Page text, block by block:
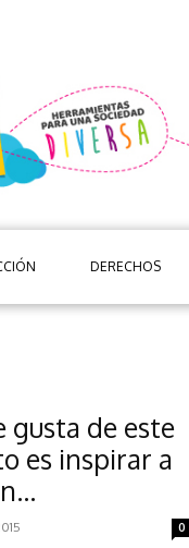
DERECHOS
gusta de este
es inspirar a
0